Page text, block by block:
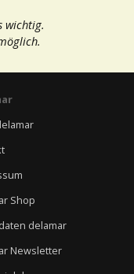
wichtig.
Shop
delamar
Newsletter